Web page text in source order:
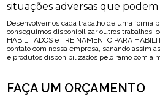
situações adversas que
Desenvolvemos cada trabalho de uma forma
conseguimos disponibilizar outros trabalhos,
HABILITADOS e TREINAMENTO PARA
contato com nossa empresa, sanando assim
e produtos disponibilizados pelo ramo com a
FAÇA UM ORÇAMENTO